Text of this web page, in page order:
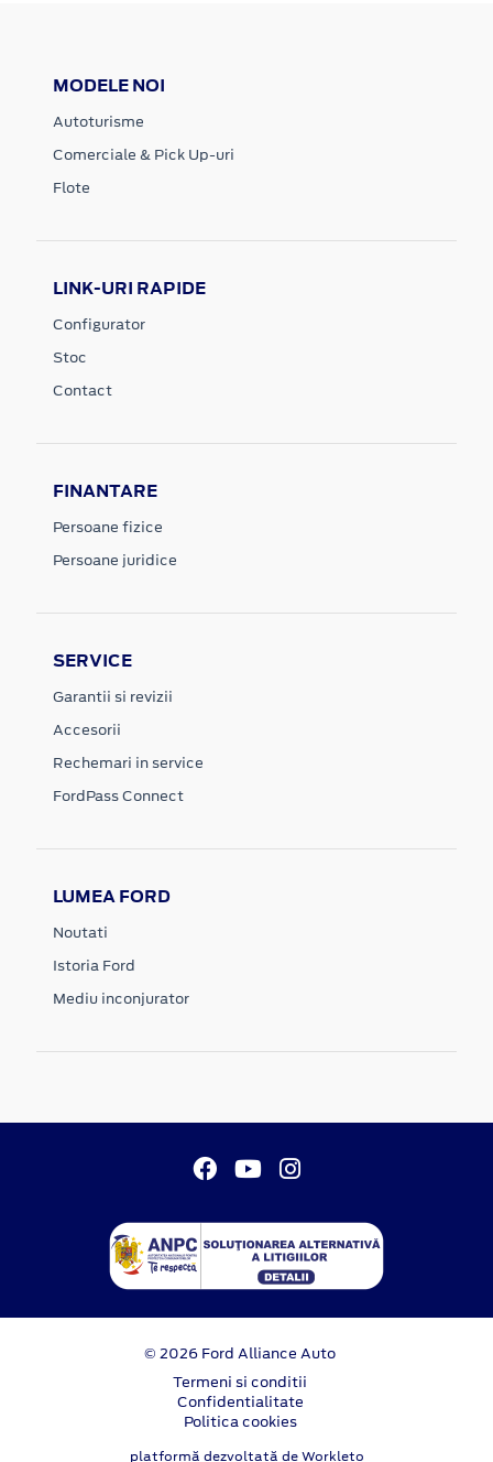
MODELE NOI
Autoturisme
Comerciale & Pick Up-uri
Flote
LINK-URI RAPIDE
Configurator
Stoc
Contact
FINANTARE
Persoane fizice
Persoane juridice
SERVICE
Garantii si revizii
Accesorii
Rechemari in service
FordPass Connect
LUMEA FORD
Noutati
Istoria Ford
Mediu inconjurator
© 2026 Ford Alliance Auto
Termeni si conditii
Confidentialitate
Politica cookies
platformă dezvoltată de Workleto